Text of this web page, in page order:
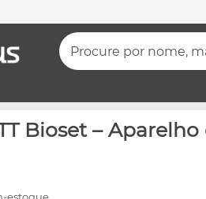
Procure por nome,
Bioset –